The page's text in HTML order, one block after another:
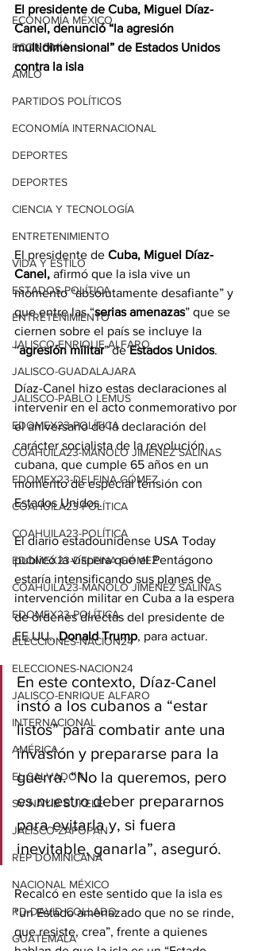
ECONOMÍA MÉXICO
ECONOMÍA
AMLO
PARTIDOS POLÍTICOS
ECONOMÍA INTERNACIONAL
DEPORTES
DEPORTES
CIENCIA Y TECNOLOGÍA
ENTRETENIMIENTO
VIDA Y ESTILO
ESTADOS-POLÍTICA
ENTRETENIMIENTO
JALISCO-ENRIQUE ALFARO
JALISCO-GUADALAJARA
JALISCO-PABLO LEMUS
EDOMEX23-POLÍTICA
COAHUILA23-MANOLO JIMÉNEZ SALINAS
EDOMEX23-DELFINA GÓMEZ
COAHUILA23-POLÍTICA
COAHUILA23-POLÍTICA
EDOMEX23-DELFINA GÓMEZ
COAHUILA23-MANOLO JIMÉNEZ SALINAS
EDOMEX23-POLÍTICA
ELECCIONES-NACION24
ELECCIONES-NACION24
JALISCO-ENRIQUE ALFARO
INTERNACIONAL
AMÉRICA
EL SALVADOR
SV-NAYIB BUKELE
JALISCO-ZAPOPAN
REP DOMINICANA
NACIONAL MÉXICO
RD-DAVID COLLADO
GUATEMALA
El presidente de Cuba, Miguel Díaz-
Canel, denunció “la agresión
multidimensional” de Estados Unidos
contra la isla
El presidente de Cuba, Miguel Díaz-
Canel, afirmó que la isla vive un
momento “absolutamente desafiante” y
que entre las “serias amenazas” que se
ciernen sobre el país se incluye la
“agresión militar” de Estados Unidos.
Díaz-Canel hizo estas declaraciones al
intervenir en el acto conmemorativo por
el aniversario de la declaración del
carácter socialista de la revolución
cubana, que cumple 65 años en un
momento de especial tensión con
Estados Unidos.
El diario estadounidense USA Today
publicó la víspera que el Pentágono
estaría intensificando sus planes de
intervención militar en Cuba a la espera
de órdenes directas del presidente de
EE.UU., Donald Trump, para actuar.
En este contexto, Díaz-Canel
instó a los cubanos a “estar
listos” para combatir ante una
invasión y prepararse para la
guerra. “No la queremos, pero
es nuestro deber prepararnos
para evitarla y, si fuera
inevitable, ganarla”, aseguró.
Recalcó en este sentido que la isla es
“un Estado amenazado que no se rinde,
que resiste, crea”, frente a quienes